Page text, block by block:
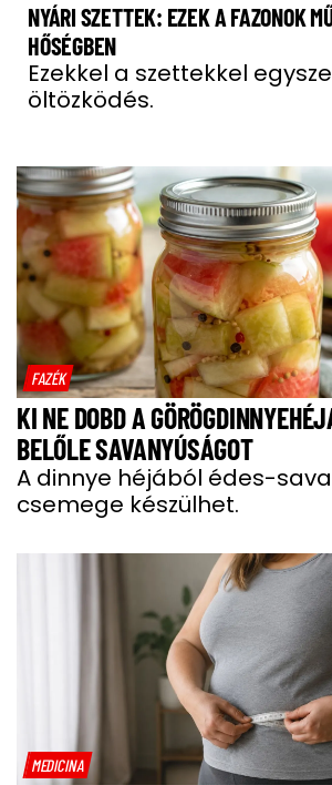
NYÁRI SZETTEK: EZEK A FAZONOK
HŐSÉGBEN
Ezekkel a szettekkel
öltözködés.
FAZÉK
KI NE DOBD A
BELŐLE SAVANYÚSÁGOT
A dinnye héjából édes-
csemege készülhet.
MEDICINA